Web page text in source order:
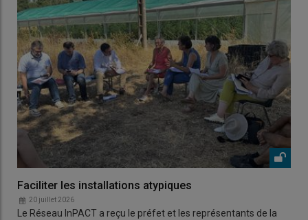
Faciliter les installations atypiques
20 juillet 2026
Le Réseau InPACT a reçu le préfet et les représentants de la